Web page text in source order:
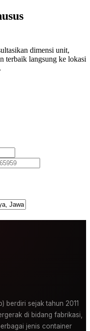
dimensi unit,
terbaik langsung ke lokasi
berdiri sejak tahun 2011
di bidang fabrikasi,
jenis container